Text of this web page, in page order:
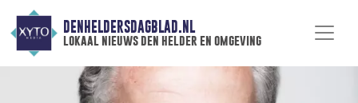
DENHELDERSDAGBLAD.NL
lokaal nieuws den helder en omgeving